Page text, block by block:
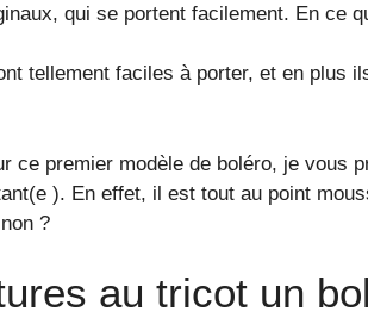
qui se portent facilement. En ce
tellement faciles à porter, et en plus
ce premier modèle de boléro, je vous
). En effet, il est tout au point
?
au tricot un